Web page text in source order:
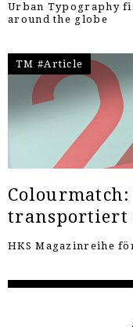
Urban Typography
around the globe
TM #Article
transportiert
HKS Magazinreihe